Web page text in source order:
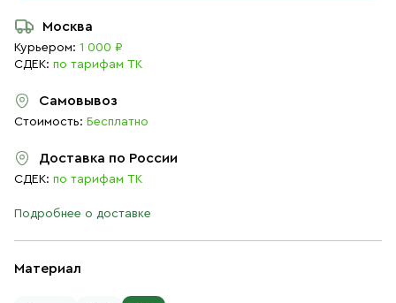
Материал
Москва
Курьером: 1 000 ₽
СДЕК: по тарифам ТК
Самовывоз
Стоимость: Бесплатно
Доставка по России
СДЕК: по тарифам ТК
Подробнее о доставке